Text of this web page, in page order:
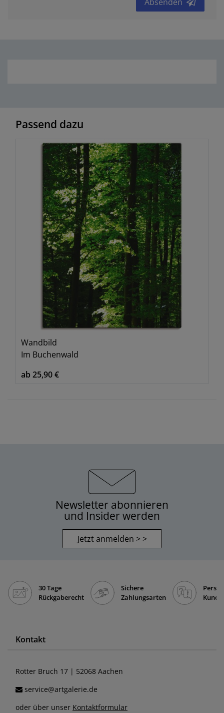
Passend dazu
Wandbild
Im Buchenwald
ab 25,90 €
Newsletter abonnieren
und Insider werden
Jetzt anmelden > >
30 Tage
Rückgaberecht
Sichere
Zahlungsarten
Kontakt
Rotter Bruch 17 | 52068 Aachen
service@artgalerie.de
oder über unser Kontaktformular